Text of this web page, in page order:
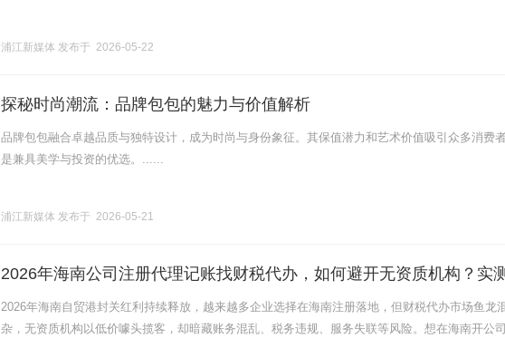
浦江新媒体 发布于 2026-05-22
探秘时尚潮流：品牌包包的魅力与价值解析
品牌包包融合卓越品质与独特设计，成为时尚与身份象征。其保值潜力和艺术价值吸引众多消费者
是兼具美学与投资的优选。......
浦江新媒体 发布于 2026-05-21
2026年海南公司注册代理记账找财税代办，如何避开无资质机构？实
碑靠谱服务商推荐
2026年海南自贸港封关红利持续释放，越来越多企业选择在海南注册落地，但财税代办市场鱼龙
杂，无资质机构以低价噱头揽客，却暗藏账务混乱、税务违规、服务失联等风险。想在海南开公司